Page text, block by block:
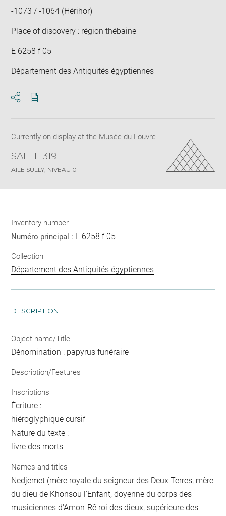
-1073 / -1064 (Hérihor)
Place of discovery : région thébaine
E 6258 f 05
Département des Antiquités égyptiennes
Currently on display at the Musée du Louvre
SALLE 319
AILE SULLY, NIVEAU 0
Inventory number
Numéro principal : E 6258 f 05
Collection
Département des Antiquités égyptiennes
DESCRIPTION
Object name/Title
Dénomination : papyrus funéraire
Description/Features
Inscriptions
Écriture :
hiéroglyphique cursif
Nature du texte :
livre des morts
Names and titles
Nedjemet (mère royale du seigneur des Deux Terres, mère
du dieu de Khonsou l'Enfant, doyenne du corps des
musiciennes d'Amon-Rê roi des dieux, supérieure des